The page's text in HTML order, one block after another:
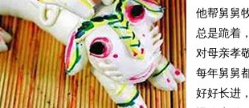
他帮舅舅
总是跪着
对母亲孝
每年舅舅
好好长进